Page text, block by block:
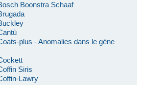
Boonstra Schaaf
plus - Anomalies dans le gène
Siris
Lawry